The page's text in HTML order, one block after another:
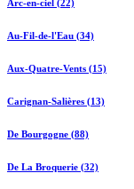
Arc-en-ciel (22)
Au-Fil-de-l'Eau (34)
Aux-Quatre-Vents (15)
Carignan-Salières (13)
De Bourgogne (88)
De La Broquerie (32)